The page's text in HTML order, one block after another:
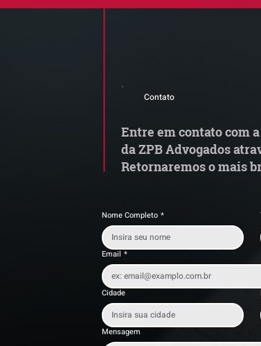
Alerta de Tentativa de
Contato
Entre em contato com
da ZPB Advogados
Retornaremos o mais
Nome Completo *
Email *
Cidade
Mensagem